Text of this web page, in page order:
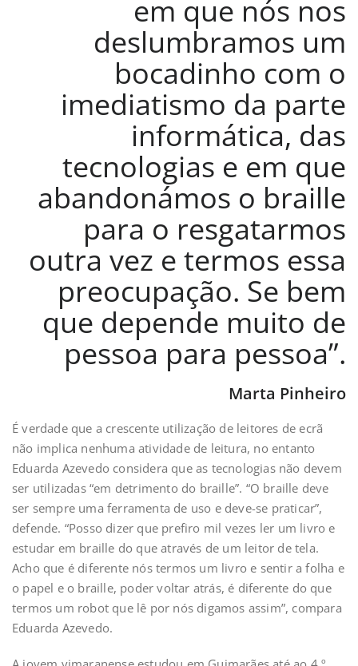
em que nós nos
deslumbramos um
bocadinho com o
imediatismo da parte
informática, das
tecnologias e em que
abandonámos o braille
para o resgatarmos
outra vez e termos essa
preocupação. Se bem
que depende muito de
pessoa para pessoa”.
Marta Pinheiro
É verdade que a crescente utilização de leitores de ecrã
não implica nenhuma atividade de leitura, no entanto
Eduarda Azevedo considera que as tecnologias não devem
ser utilizadas “em detrimento do braille”. “O braille deve
ser sempre uma ferramenta de uso e deve-se praticar”,
defende. “Posso dizer que prefiro mil vezes ler um livro e
estudar em braille do que através de um leitor de tela.
Acho que é diferente nós termos um livro e sentir a folha e
o papel e o braille, poder voltar atrás, é diferente do que
termos um robot que lê por nós digamos assim”, compara
Eduarda Azevedo.